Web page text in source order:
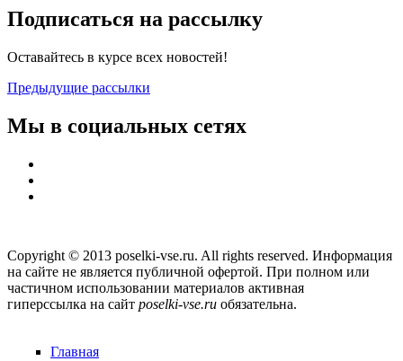
Подписаться на рассылку
Оставайтесь в курсе всех новостей!
Предыдущие рассылки
Мы в социальных сетях
Copyright © 2013 poselki-vse.ru. All rights reserved. Информация
на сайте не является публичной офертой. При полном или
частичном использовании материалов активная
гиперссылка на сайт poselki-vse.ru​ обязательна.
Главная